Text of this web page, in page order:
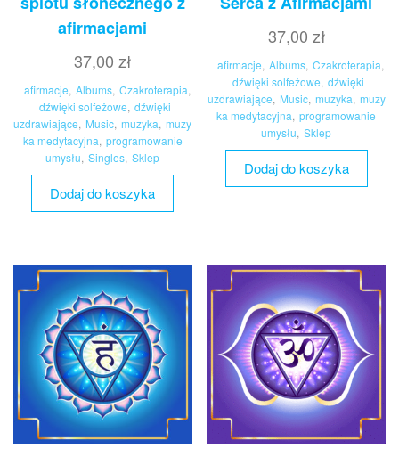
afirmacjami
37,00zł
afirmacje, Albums, Czakroterapia,
dźwięki solfeżowe, dźwięki
uzdrawiające, Music, muzyka, muzy
ka medytacyjna, programowanie
umysłu, Singles, Sklep
Dodaj do koszyka
37,00 zł
afirmacje, Albums, Czakroterapia,
dźwięki solfeżowe, dźwięki
uzdrawiające, Music, muzyka, muzy
ka medytacyjna, programowanie
umysłu, Sklep
Dodaj do koszyka